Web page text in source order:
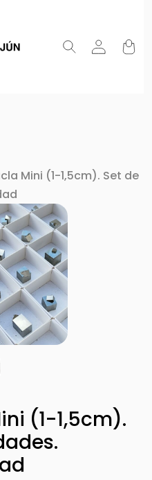
Mini (1-1,5cm). Set de
(1-1,5cm).